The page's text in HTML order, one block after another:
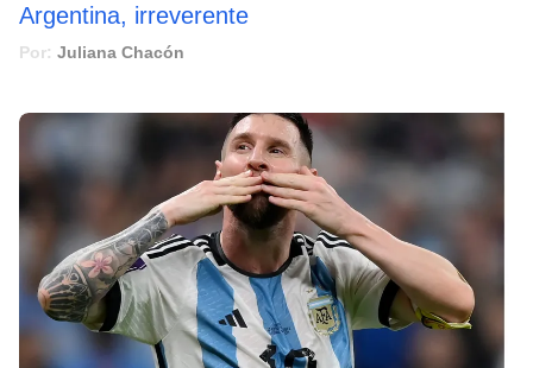
Argentina, irreverente
Por: Juliana Chacón